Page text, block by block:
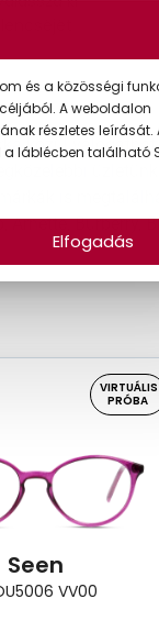
közül
is
Burberry,
VIRTUÁLIS
PRÓBA
Seen
VV00
és a közösségi
A weboldalon
részletes leírását.
láblécben található
Elfogadás